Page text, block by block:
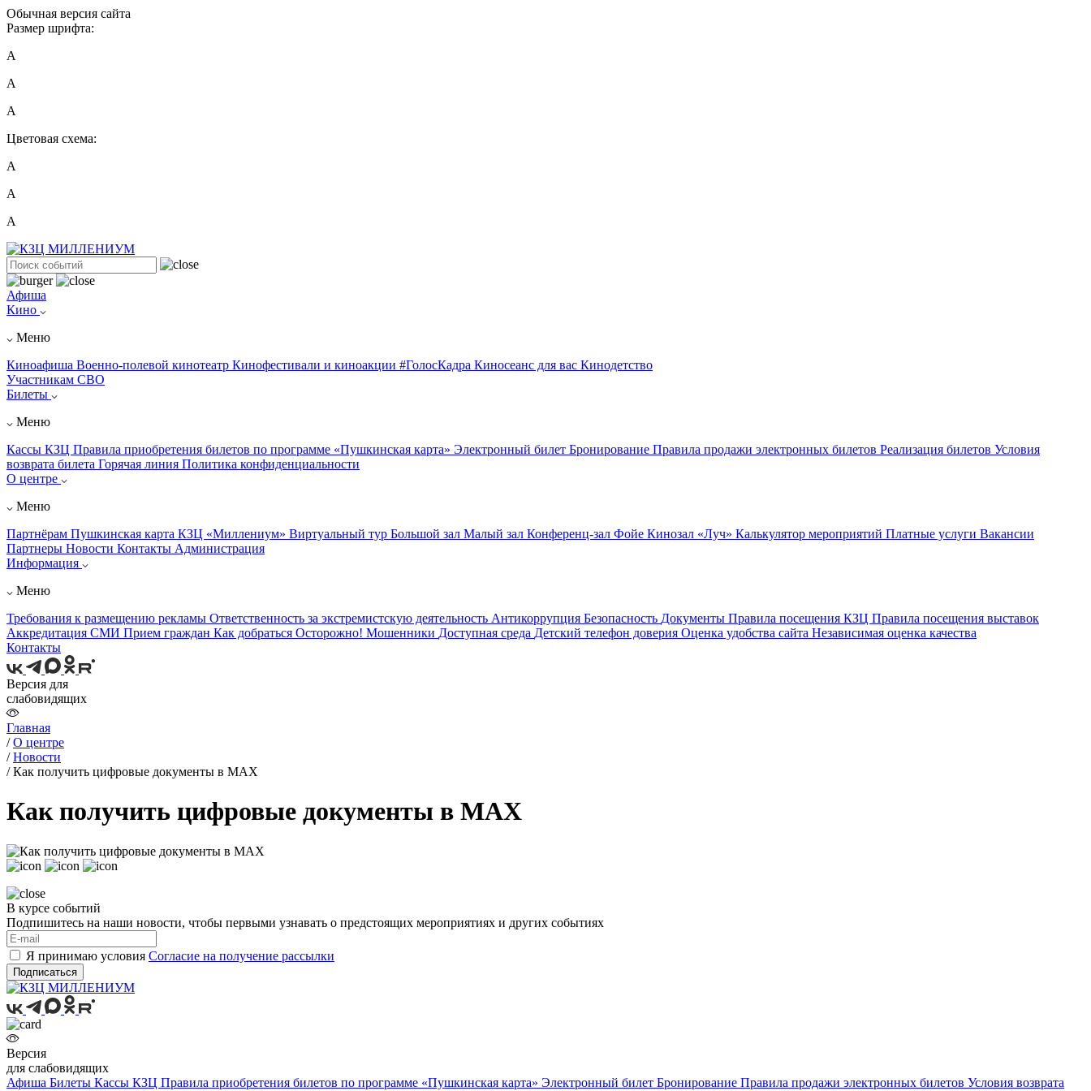
Обычная версия сайта
Размер шрифта:
A
A
A
Цветовая схема:
А
А
А
Афиша
Кино
Меню
Киноафиша Военно-полевой кинотеатр Кинофестивали и киноакции #ГолосКадра Киносеанс для вас Кинодетство
Участникам СВО
Билеты
Меню
Кассы КЗЦ Правила приобретения билетов по программе «Пушкинская карта» Электронный билет Бронирование Правила продажи электронных билетов Реализация билетов Условия
возврата билета Горячая линия Политика конфиденциальности
О центре
Меню
Партнёрам Пушкинская карта КЗЦ «Миллениум» Виртуальный тур Большой зал Малый зал Конференц-зал Фойе Кинозал «Луч» Калькулятор мероприятий Платные услуги Вакансии
Партнеры Новости Контакты Администрация
Информация
Меню
Требования к размещению рекламы Ответственность за экстремистскую деятельность Антикоррупция Безопасность Документы Правила посещения КЗЦ Правила посещения выставок
Аккредитация СМИ Прием граждан Как добраться Осторожно! Мошенники Доступная среда Детский телефон доверия Оценка удобства сайта Независимая оценка качества
Контакты
Версия для
слабовидящих
Главная
/О центре
/Новости
/Как получить цифровые документы в МАХ
Как получить цифровые документы в МАХ
В курсе событий
Подпишитесь на наши новости, чтобы первыми узнавать о предстоящих мероприятиях и других событиях
Я принимаю условия Согласие на получение рассылки
Подписаться
Версия
для слабовидящих
Афиша Билеты Кассы КЗЦ Правила приобретения билетов по программе «Пушкинская карта» Электронный билет Бронирование Правила продажи электронных билетов Условия возврата